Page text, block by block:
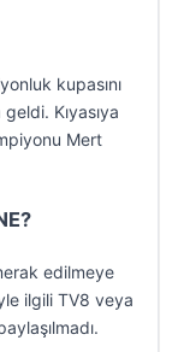
kupasını
Kıyasıya
Mert
edilmeye
ilgili TV8 veya